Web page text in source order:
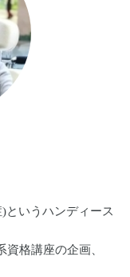
というハンディース
格講座の企画、